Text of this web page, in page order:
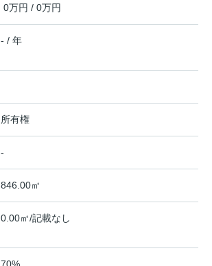
0万円 / 0万円
- / 年
所有権
-
846.00㎡
0.00㎡/記載なし